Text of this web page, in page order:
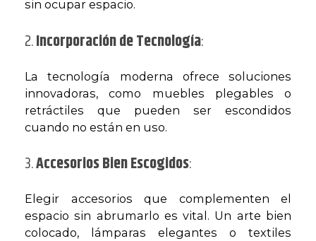
sin ocupar espacio.
2.Incorporación de Tecnología:
La tecnología moderna ofrece soluciones
innovadoras, como muebles plegables o
retráctiles que pueden ser escondidos
cuando no están en uso.
3.Accesorios Bien Escogidos:
Elegir accesorios que complementen el
espacio sin abrumarlo es vital. Un arte bien
colocado, lámparas elegantes o textiles